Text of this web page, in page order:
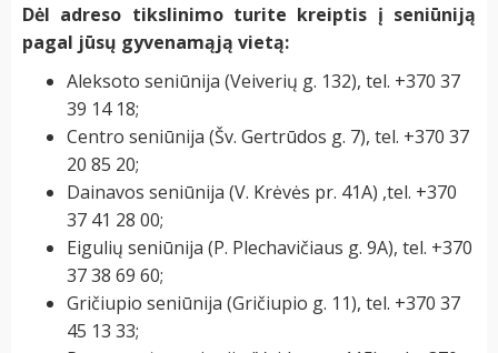
Dėl adreso tikslinimo turite kreiptis į seniūniją
pagal jūsų gyvenamąją vietą:
Aleksoto seniūnija (Veiverių g. 132), tel. +370 37
39 14 18;
Centro seniūnija (Šv. Gertrūdos g. 7), tel. +370 37
20 85 20;
Dainavos seniūnija (V. Krėvės pr. 41A) ,tel. +370
37 41 28 00;
Eigulių seniūnija (P. Plechavičiaus g. 9A), tel. +370
37 38 69 60;
Gričiupio seniūnija (Gričiupio g. 11), tel. +370 37
45 13 33;